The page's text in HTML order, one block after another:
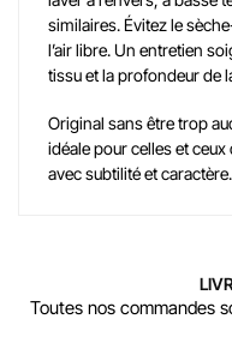
similaires. Évitez le
l’air libre. Un entretien
tissu et la profondeur de
Original sans être trop
idéale pour celles et
avec subtilité et caractère.
Toutes nos commandes